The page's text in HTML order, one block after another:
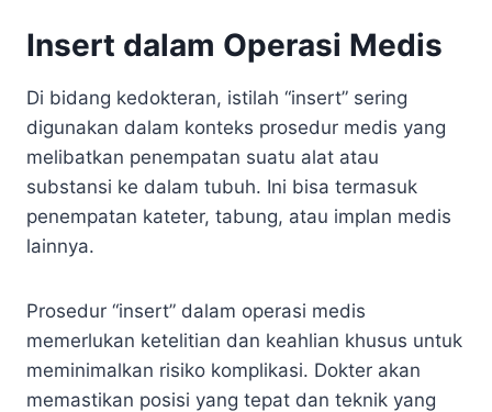
Insert dalam Operasi Medis
Di bidang kedokteran, istilah “insert” sering
digunakan dalam konteks prosedur medis yang
melibatkan penempatan suatu alat atau
substansi ke dalam tubuh. Ini bisa termasuk
penempatan kateter, tabung, atau implan medis
lainnya.
Prosedur “insert” dalam operasi medis
memerlukan ketelitian dan keahlian khusus untuk
meminimalkan risiko komplikasi. Dokter akan
memastikan posisi yang tepat dan teknik yang